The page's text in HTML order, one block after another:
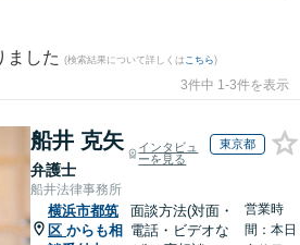
ました (検索結果について詳しくは こちら)
3件中 1-3件を表示
船井 克矢
弁護士
インタビュ
ーを見る
東京都
船井法律事務所
横浜市都筑
区 からも相
面談方法(対面・
電話・ビデオな
営業時
間：本日